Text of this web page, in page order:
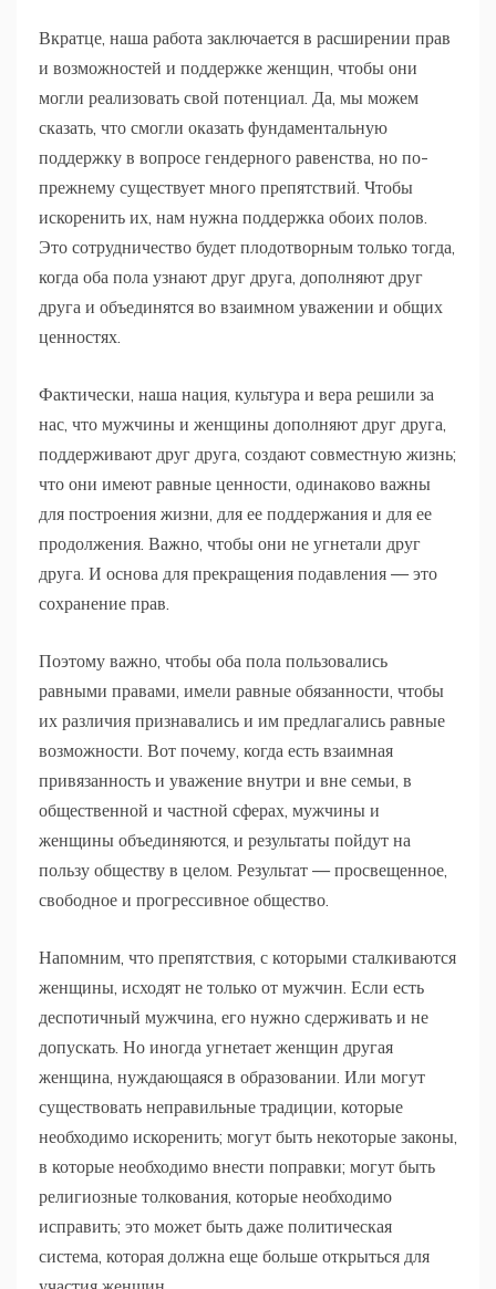
Вкратце, наша работа заключается в расширении прав
и возможностей и поддержке женщин, чтобы они
могли реализовать свой потенциал. Да, мы можем
сказать, что смогли оказать фундаментальную
поддержку в вопросе гендерного равенства, но по-
прежнему существует много препятствий. Чтобы
искоренить их, нам нужна поддержка обоих полов.
Это сотрудничество будет плодотворным только тогда,
когда оба пола узнают друг друга, дополняют друг
друга и объединятся во взаимном уважении и общих
ценностях.
Фактически, наша нация, культура и вера решили за
нас, что мужчины и женщины дополняют друг друга,
поддерживают друг друга, создают совместную жизнь;
что они имеют равные ценности, одинаково важны
для построения жизни, для ее поддержания и для ее
продолжения. Важно, чтобы они не угнетали друг
друга. И основа для прекращения подавления — это
сохранение прав.
Поэтому важно, чтобы оба пола пользовались
равными правами, имели равные обязанности, чтобы
их различия признавались и им предлагались равные
возможности. Вот почему, когда есть взаимная
привязанность и уважение внутри и вне семьи, в
общественной и частной сферах, мужчины и
женщины объединяются, и результаты пойдут на
пользу обществу в целом. Результат — просвещенное,
свободное и прогрессивное общество.
Напомним, что препятствия, с которыми сталкиваются
женщины, исходят не только от мужчин. Если есть
деспотичный мужчина, его нужно сдерживать и не
допускать. Но иногда угнетает женщин другая
женщина, нуждающаяся в образовании. Или могут
существовать неправильные традиции, которые
необходимо искоренить; могут быть некоторые законы,
в которые необходимо внести поправки; могут быть
религиозные толкования, которые необходимо
исправить; это может быть даже политическая
система, которая должна еще больше открыться для